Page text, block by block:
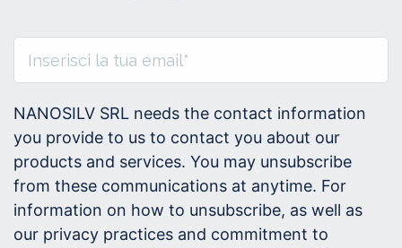
NANOSILV SRL needs the contact information
you provide to us to contact you about our
products and services. You may unsubscribe
from these communications at anytime. For
information on how to unsubscribe, as well as
our privacy practices and commitment to